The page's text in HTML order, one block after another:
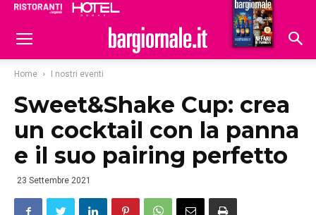
Hoteldomani
Home I nostri eventi
Sweet&Shake Cup: crea
un cocktail con la panna
e il suo pairing perfetto
23 Settembre 2021